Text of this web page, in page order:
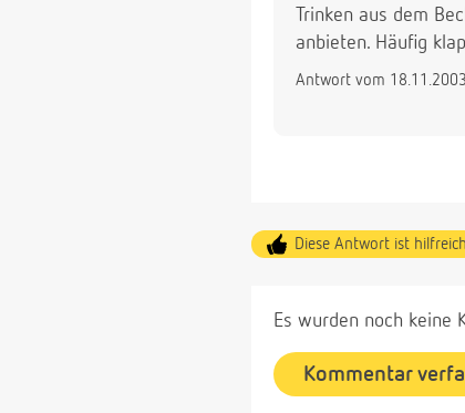
Trinken aus dem
anbieten. Häufig
Antwort vom 18.11.2003
Diese Antwort ist hilfreich
Es wurden noch keine
Kommentar